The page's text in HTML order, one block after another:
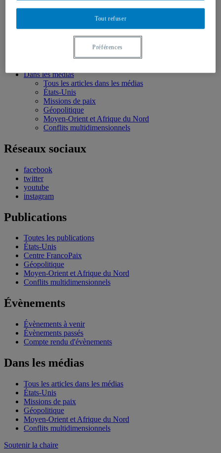
Formation
Bourses et stages
Écoles d’été
Évènements à venir
Évènement passé
Dans les médias
Tous les articles dans les médias
États-Unis
Missions de paix
Géopolitique
Moyen-Orient et Afrique du Nord
Conflits multidimensionnels
Réseaux sociaux
facebook
twitter
youtube
instagram
Publications
Toutes les publications
États-Unis
Centre FrancoPaix
Géopolitique
Moyen-Orient et Afrique du Nord
Conflits multidimensionnels
Évènements
Évènements à venir
Évènements passés
Compte rendu d'évènements
Dans les médias
Tous les articles dans les médias
États-Unis
Missions de paix
Géopolitique
Moyen-Orient et Afrique du Nord
Conflits multidimensionnels
Soutenir la chaire
Tout refuser
Préférences